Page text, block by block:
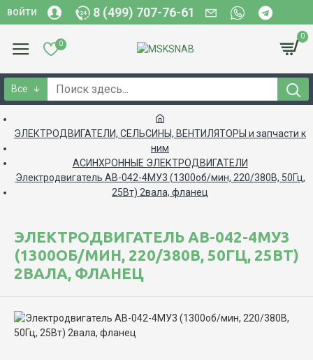
ВОЙТИ 8 (499) 707-76-61
0
0
Все
ЭЛЕКТРОДВИГАТЕЛИ, CЕЛЬСИНЫ, ВЕНТИЛЯТОРЫ и запчасти к
ним
АСИНХРОННЫЕ ЭЛЕКТРОДВИГАТЕЛИ
Электродвигатель АВ-042-4МУ3 (1300об/мин, 220/380В, 50Гц,
25Вт) 2вала, фланец
ЭЛЕКТРОДВИГАТЕЛЬ АВ-042-4МУ3
(1300ОБ/МИН, 220/380В, 50ГЦ, 25ВТ)
2ВАЛА, ФЛАНЕЦ